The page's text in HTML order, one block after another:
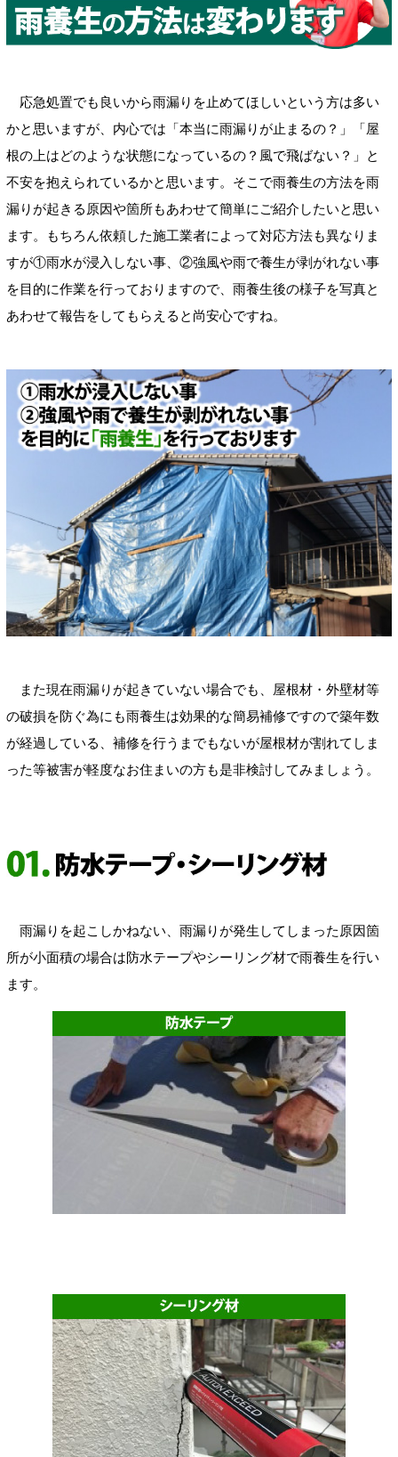
応急処置でも良いから雨漏りを止めてほしいという方は多い
かと思いますが、内心では「本当に雨漏りが止まるの？」「屋
根の上はどのような状態になっているの？風で飛ばない？」と
不安を抱えられているかと思います。そこで雨養生の方法を雨
漏りが起きる原因や箇所もあわせて簡単にご紹介したいと思い
ます。もちろん依頼した施工業者によって対応方法も異なりま
すが①雨水が浸入しない事、②強風や雨で養生が剥がれない事
を目的に作業を行っておりますので、雨養生後の様子を写真と
あわせて報告をしてもらえると尚安心ですね。
また現在雨漏りが起きていない場合でも、屋根材・外壁材等
の破損を防ぐ為にも雨養生は効果的な簡易補修ですので築年数
が経過している、補修を行うまでもないが屋根材が割れてしま
った等被害が軽度なお住まいの方も是非検討してみましょう。
雨漏りを起こしかねない、雨漏りが発生してしまった原因箇
所が小面積の場合は防水テープやシーリング材で雨養生を行い
ます。